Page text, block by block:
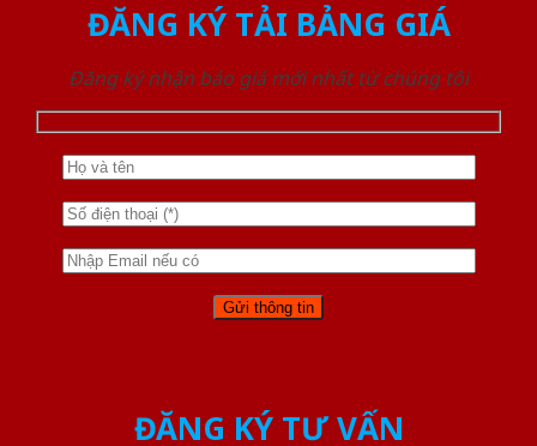
ĐĂNG KÝ TẢI BẢNG GIÁ
Đăng ký nhận báo giá mới nhất từ chúng tôi
ĐĂNG KÝ TƯ VẤN